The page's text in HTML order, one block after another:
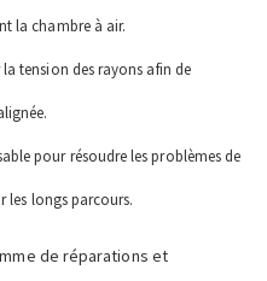
la chambre à air.
tension des rayons afin de
pour résoudre les problèmes de
les longs parcours.
de réparations et